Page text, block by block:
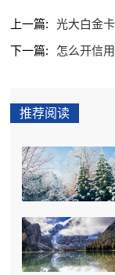
上一篇:
光大白金
下一篇:
怎么开信
推荐阅读